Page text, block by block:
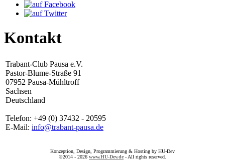
Kontakt
Trabant-Club Pausa e.V.
Pastor-Blume-Straße 91
07952 Pausa-Mühltroff
Sachsen
Deutschland
Telefon: +49 (0) 37432 - 20595
E-Mail: info@trabant-pausa.de
Konzeption, Design, Programmierung & Hosting by HU-Dev
©2014 - 2026 www.HU-Dev.de - All rights reserved.